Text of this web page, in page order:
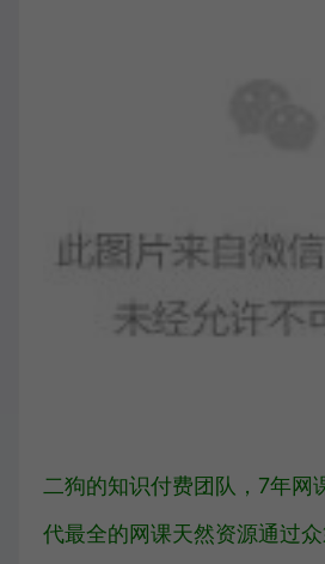
二狗的知识付费团队，7年网
代最全的网课天然资源通过